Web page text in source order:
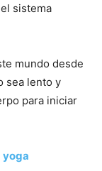
sistema
mundo desde
sea lento y
para iniciar
yoga